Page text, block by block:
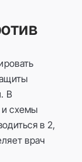
В
и схемы
в 2,
врач